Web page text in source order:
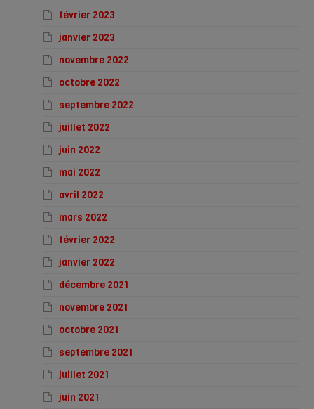
février 2023
janvier 2023
novembre 2022
octobre 2022
septembre 2022
juillet 2022
juin 2022
mai 2022
avril 2022
mars 2022
février 2022
janvier 2022
décembre 2021
novembre 2021
octobre 2021
septembre 2021
juillet 2021
juin 2021